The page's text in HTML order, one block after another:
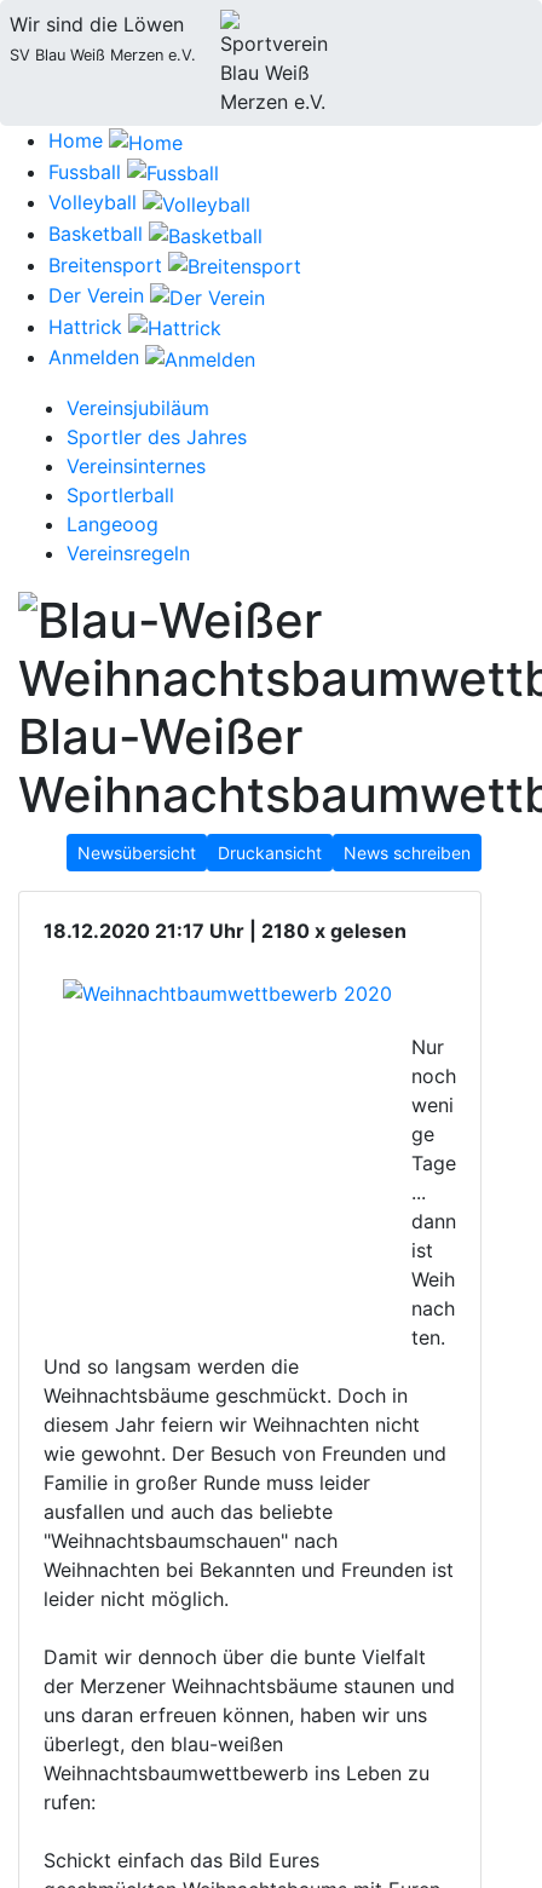
Wir sind die Löwen
SV Blau Weiß Merzen e.V.
Home
Fussball
Volleyball
Basketball
Breitensport
Der Verein
Hattrick
Anmelden
Vereinsjubiläum
Sportler des Jahres
Vereinsinternes
Sportlerball
Langeoog
Vereinsregeln
Blau-Weißer
Newsübersicht Druckansicht News schreiben
18.12.2020 21:17 Uhr | 2180 x gelesen
Nur
noch
weni
ge
Tage
...
dann
ist
Weih
nach
ten.
Und so langsam werden die
Weihnachtsbäume geschmückt. Doch in
diesem Jahr feiern wir Weihnachten nicht
wie gewohnt. Der Besuch von Freunden und
Familie in großer Runde muss leider
ausfallen und auch das beliebte
"Weihnachtsbaumschauen" nach
Weihnachten bei Bekannten und Freunden ist
leider nicht möglich.
Damit wir dennoch über die bunte Vielfalt
der Merzener Weihnachtsbäume staunen und
uns daran erfreuen können, haben wir uns
überlegt, den blau-weißen
Weihnachtsbaumwettbewerb ins Leben zu
rufen:
Schickt einfach das Bild Eures